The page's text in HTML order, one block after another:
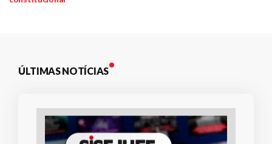
ÚLTIMAS NOTÍCIAS